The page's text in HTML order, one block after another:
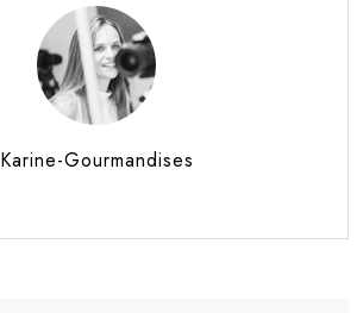
Karine-Gourmandises